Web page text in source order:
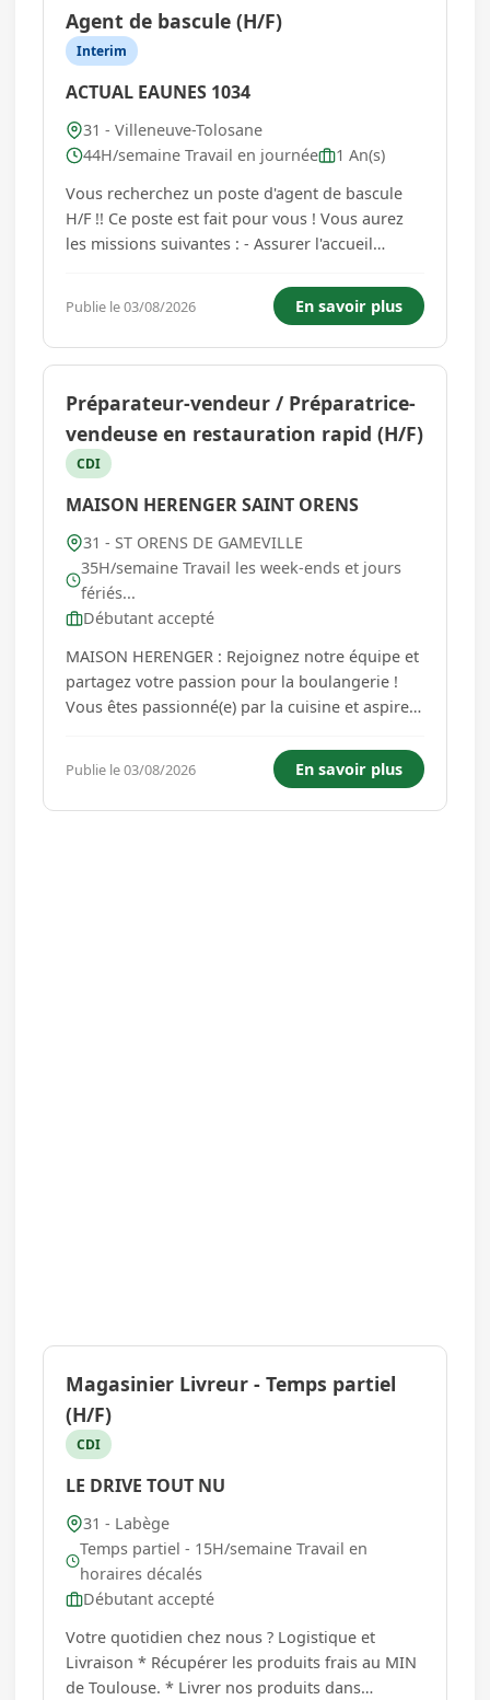
Agent de bascule (H/F)
Interim
ACTUAL EAUNES 1034
31 - Villeneuve-Tolosane
44H/semaine Travail en journée
1 An(s)
Vous recherchez un poste d'agent de bascule
H/F !! Ce poste est fait pour vous ! Vous aurez
les missions suivantes : - Assurer l'accueil
des produits - Assurer le pesage des camions et
l'édition des bons de pesée. - Veiller au respect
de la législa...
Publie le 03/08/2026 En savoir plus
Préparateur-vendeur / Préparatrice-
vendeuse en restauration rapid (H/F)
CDI
MAISON HERENGER SAINT ORENS
31 - ST ORENS DE GAMEVILLE
35H/semaine Travail les week-ends et jours
fériés...
Débutant accepté
MAISON HERENGER : Rejoignez notre équipe et
partagez votre passion pour la boulangerie !
Vous êtes passionné(e) par la cuisine et aspirez
un environnement stimulant et convivial ?
Maison HERENGER recrute un(e)
Préparateur(trice) Snacking en Boula...
Publie le 03/08/2026 En savoir plus
Magasinier Livreur - Temps partiel
(H/F)
CDI
LE DRIVE TOUT NU
31 - Labège
Temps partiel - 15H/semaine Travail en
horaires décalés
Débutant accepté
Votre quotidien chez nous ? Logistique et
Livraison * Récupérer les produits frais au MIN
de Toulouse. * Livrer nos produits dans